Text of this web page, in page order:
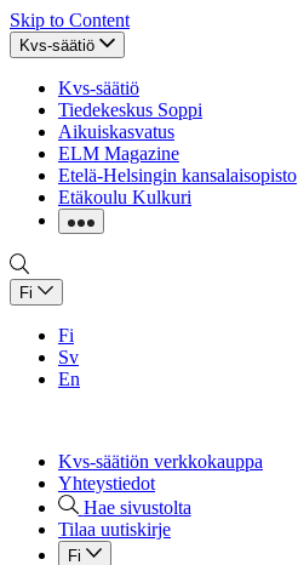
Skip to Content
Kvs-säätiö
Kvs-säätiö
Tiedekeskus Soppi
Aikuiskasvatus
ELM Magazine
Etelä-Helsingin kansalaisopisto
Etäkoulu Kulkuri
Fi
Fi
Sv
En
Kvs-säätiön verkkokauppa
Yhteystiedot
Hae sivustolta
Tilaa uutiskirje
Fi